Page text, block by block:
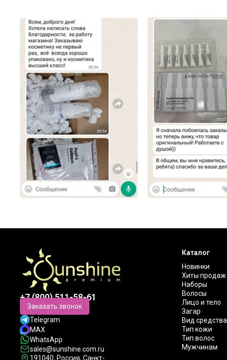
+7 (800) 511-58-61
Заказать звонок
Telegram
MAX
WhatsApp
sales@sunshine.com.ru
191040, Россия, Санкт-
Каталог
Новинки
Хиты продаж
Наборы
Волосы
Лицо и тело
Загар
Вид средства
Тип кожи
Тип волос
Мужчинам